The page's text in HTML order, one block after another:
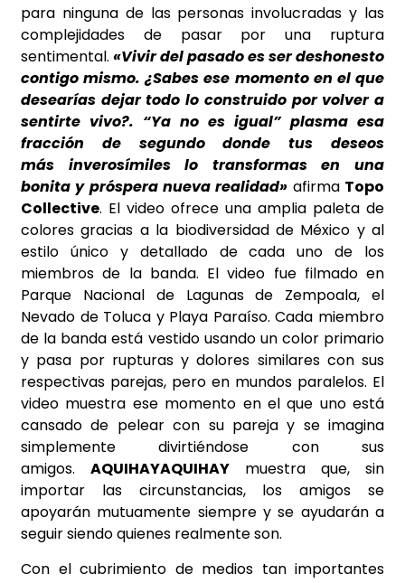
para ninguna de las personas involucradas y las
complejidades de pasar por una ruptura
sentimental. «Vivir del pasado es ser deshonesto
contigo mismo. ¿Sabes ese momento en el que
desearías dejar todo lo construido por volver a
sentirte vivo?. “Ya no es igual” plasma esa
fracción de segundo donde tus deseos
más
inverosímiles lo transformas en una
bonita y próspera nueva realidad» afirma Topo
Collective. El video ofrece una amplia paleta de
colores gracias a la biodiversidad de México y al
estilo único y detallado de cada uno de los
miembros de la banda. El video fue filmado en
Parque Nacional de Lagunas de Zempoala, el
Nevado de Toluca y Playa Paraíso. Cada miembro
de la banda está vestido usando un color primario
y pasa por rupturas y dolores similares con sus
respectivas parejas, pero en mundos paralelos. El
video muestra ese momento en el que uno está
cansado de pelear con su pareja y se imagina
simplemente divirtiéndose con sus
amigos. AQUIHAYAQUIHAY muestra que, sin
importar las circunstancias, los amigos se
apoyarán mutuamente siempre y se ayudarán a
seguir siendo quienes realmente son.
Con el cubrimiento de medios tan importantes